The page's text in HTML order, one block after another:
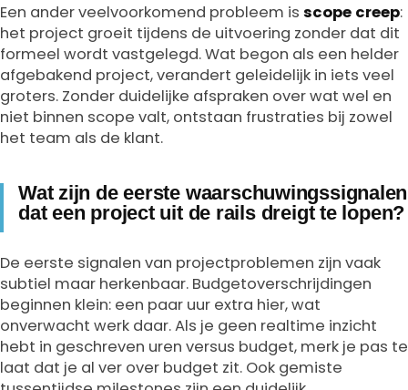
Een ander veelvoorkomend probleem is scope creep:
het project groeit tijdens de uitvoering zonder dat dit
formeel wordt vastgelegd. Wat begon als een helder
afgebakend project, verandert geleidelijk in iets veel
groters. Zonder duidelijke afspraken over wat wel en
niet binnen scope valt, ontstaan frustraties bij zowel
het team als de klant.
Wat zijn de eerste waarschuwingssignalen
dat een project uit de rails dreigt te lopen?
De eerste signalen van projectproblemen zijn vaak
subtiel maar herkenbaar. Budgetoverschrijdingen
beginnen klein: een paar uur extra hier, wat
onverwacht werk daar. Als je geen realtime inzicht
hebt in geschreven uren versus budget, merk je pas te
laat dat je al ver over budget zit. Ook gemiste